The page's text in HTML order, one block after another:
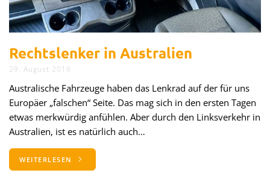
Rechtslenker in Australien
29. August 2016
Australische Fahrzeuge haben das Lenkrad auf der für uns
Europäer „falschen“ Seite. Das mag sich in den ersten Tagen
etwas merkwürdig anfühlen. Aber durch den Linksverkehr in
Australien, ist es natürlich auch…
WEITERLESEN